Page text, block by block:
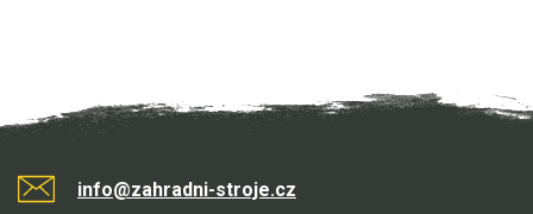
info@zahradni-stroje.cz